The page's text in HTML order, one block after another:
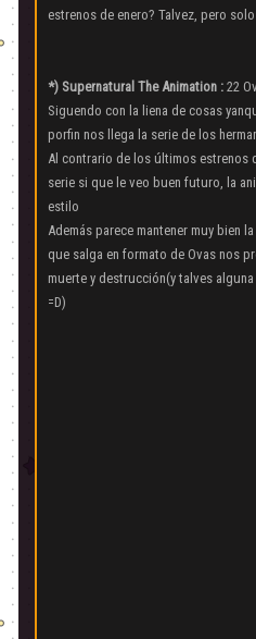
estrenos de enero? Talvez, pero
*) Supernatural The Animation : 22
Siguendo con la liena de cosas
porfin nos llega la serie de los
Al contrario de los últimos estrenos
serie si que le veo buen futuro, la
estilo
Además parece mantener muy bien
que salga en formato de Ovas nos
muerte y destrucción(y talves
=D)